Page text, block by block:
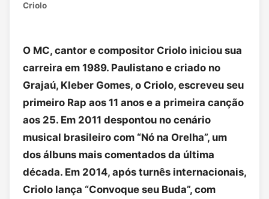
Criolo
O MC, cantor e compositor Criolo iniciou sua
carreira em 1989. Paulistano e criado no
Grajaú, Kleber Gomes, o Criolo, escreveu seu
primeiro Rap aos 11 anos e a primeira canção
aos 25. Em 2011 despontou no cenário
musical brasileiro com “Nó na Orelha”, um
dos álbuns mais comentados da última
década. Em 2014, após turnês internacionais,
Criolo lança “Convoque seu Buda”, com